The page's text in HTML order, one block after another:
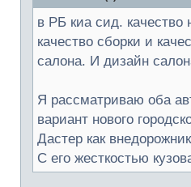
в РБ киа сид. качество
качество сборки и
салона. И дизайн
Я рассматриваю оба
вариант нового
Дастер как
С его жесткостью